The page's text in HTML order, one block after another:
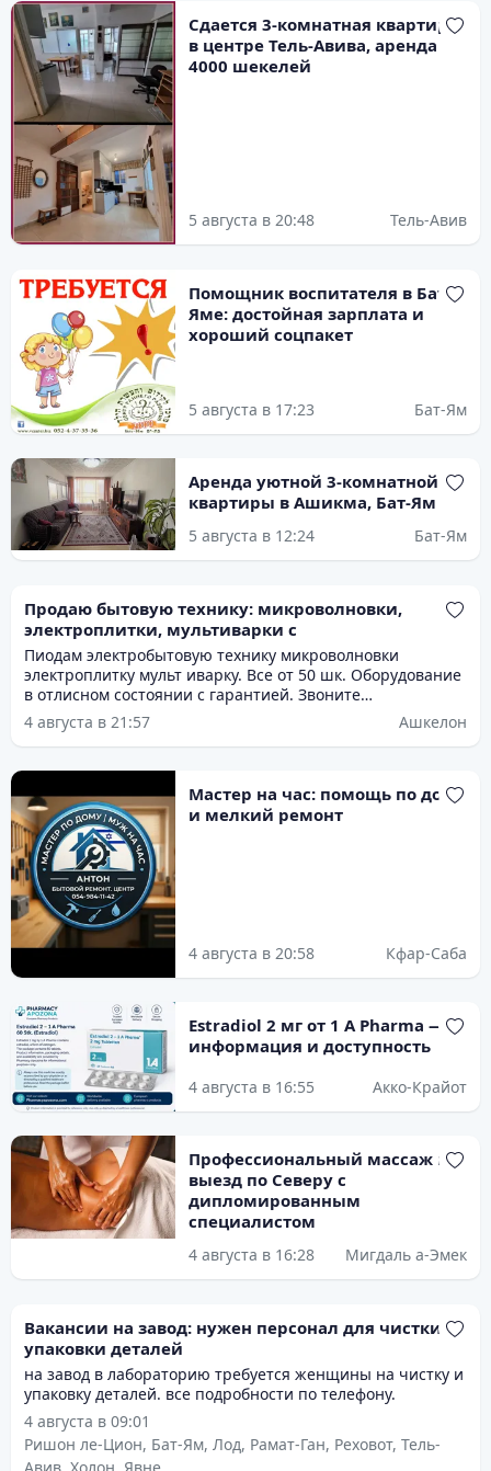
Сдается 3-комнатная квартира
в центре Тель-Авива, аренда
4000 шекелей
5 августа в 20:48 Тель-Авив
Помощник воспитателя в Бат-
Яме: достойная зарплата и
хороший соцпакет
5 августа в 17:23 Бат-Ям
Аренда уютной 3-комнатной
квартиры в Ашикма, Бат-Ям
5 августа в 12:24 Бат-Ям
Продаю бытовую технику: микроволновки,
электроплитки, мультиварки с
Пиодам электробытовую технику микроволновки
электроплитку мульт иварку. Все от 50 шк. Оборудование
в отлисном состоянии с гарантией. Звоните
договоримсч. Есть выбор.
4 августа в 21:57 Ашкелон
Мастер на час: помощь по дому
и мелкий ремонт
4 августа в 20:58 Кфар-Саба
Estradiol 2 мг от 1 A Pharma —
информация и доступность
4 августа в 16:55 Акко-Крайот
Профессиональный массаж на
выезд по Северу с
дипломированным
специалистом
4 августа в 16:28 Мигдаль а-Эмек
Вакансии на завод: нужен персонал для чистки и
упаковки деталей
на завод в лабораторию требуется женщины на чистку и
упаковку деталей. все подробности по телефону.
4 августа в 09:01
Ришон ле-Цион, Бат-Ям, Лод, Рамат-Ган, Реховот, Тель-